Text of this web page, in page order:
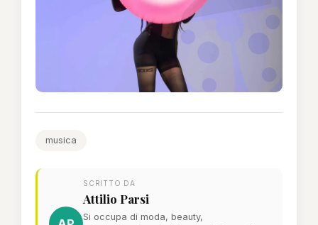
musica
SCRITTO DA
Attilio Parsi
Si occupa di moda, beauty,